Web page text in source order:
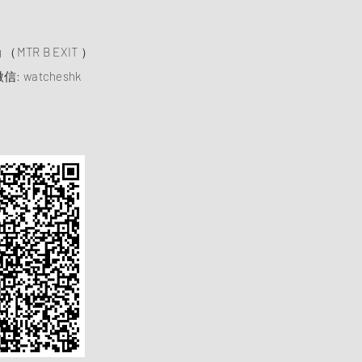
MTR B EXIT ）
信: watcheshk